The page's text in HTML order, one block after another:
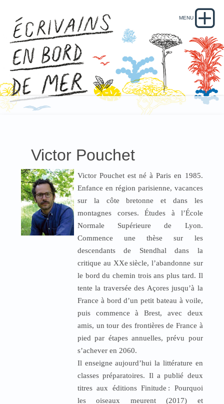
Victor Pouchet
Victor Pouchet est né à Paris en 1985.
Enfance en région parisienne, vacances
sur la côte bretonne et dans les
montagnes corses. Études à l’École
Normale Supérieure de Lyon.
Commence une thèse sur les
descendants de Stendhal dans la
critique au XXe siècle, l’abandonne sur
le bord du chemin trois ans plus tard. Il
tente la traversée des Açores jusqu’à la
France à bord d’un petit bateau à voile,
puis commence à Brest, avec deux
amis, un tour des frontières de France à
pied par étapes annuelles, prévu pour
s’achever en 2060.
Il enseigne aujourd’hui la littérature en
classes préparatoires. Il a publié deux
titres aux éditions Finitude : Pourquoi
les oiseaux meurent (2017) et